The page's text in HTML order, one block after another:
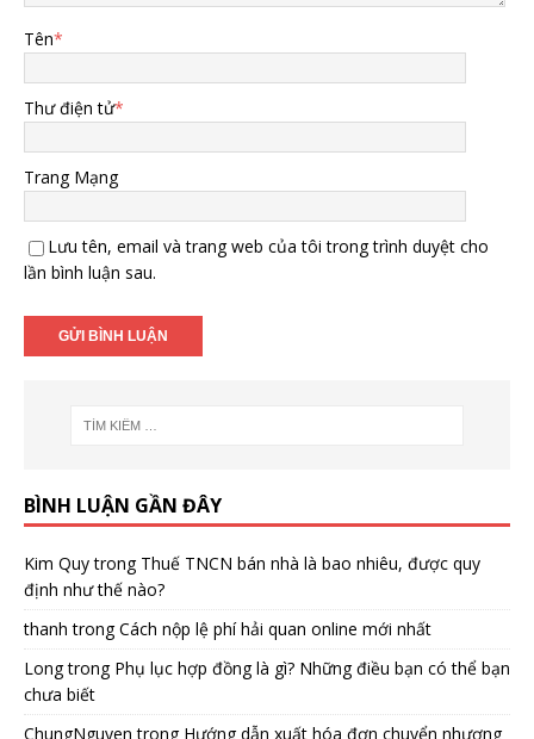
Tên*
Thư điện tử*
Trang Mạng
Lưu tên, email và trang web của tôi trong trình duyệt cho
lần bình luận sau.
BÌNH LUẬN GẦN ĐÂY
Kim Quytrong Thuế TNCN bán nhà là bao nhiêu, được quy
định như thế nào?
thanh trongCách nộp lệ phí hải quan online mới nhất
Longtrong Phụ lục hợp đồng là gì? Những điều bạn có thể bạn
chưa biết
ChungNguyen trong Hướng dẫn xuất hóa đơn chuyển nhượng